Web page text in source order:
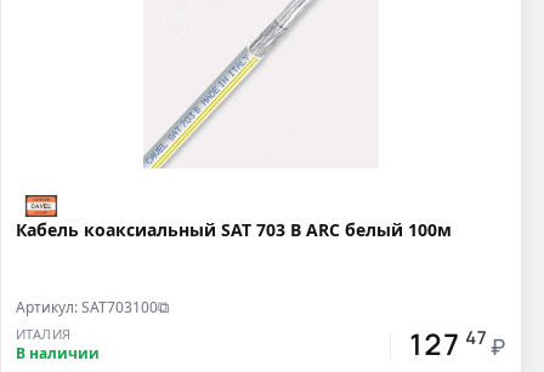
Кабель коаксиальный SAT 703 B ARC белый 100м
Артикул: SAT703100⧉
ИТАЛИЯ
В наличии 127 47 ₽